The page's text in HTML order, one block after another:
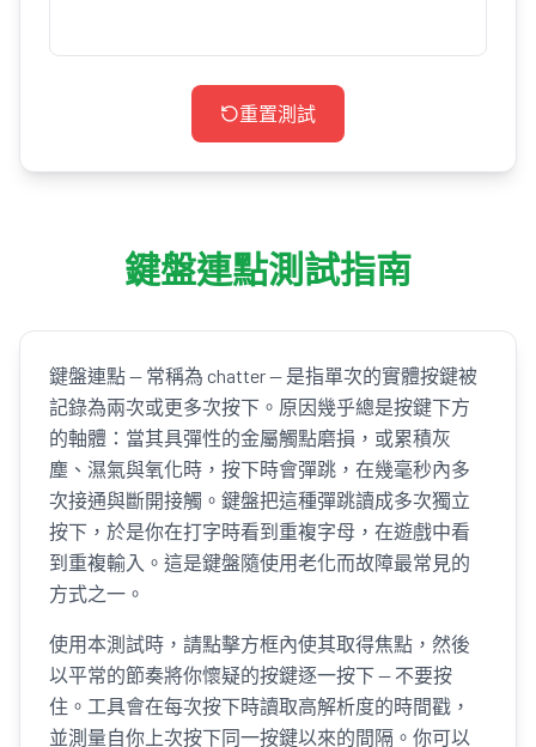
重置測試
鍵盤連點測試指南
鍵盤連點 — 常稱為 chatter — 是指單次的實體按鍵被
記錄為兩次或更多次按下。原因幾乎總是按鍵下方
的軸體：當其具彈性的金屬觸點磨損，或累積灰
塵、濕氣與氧化時，按下時會彈跳，在幾毫秒內多
次接通與斷開接觸。鍵盤把這種彈跳讀成多次獨立
按下，於是你在打字時看到重複字母，在遊戲中看
到重複輸入。這是鍵盤隨使用老化而故障最常見的
方式之一。
使用本測試時，請點擊方框內使其取得焦點，然後
以平常的節奏將你懷疑的按鍵逐一按下 — 不要按
住。工具會在每次按下時讀取高解析度的時間戳，
並測量自你上次按下同一按鍵以來的間隔。你可以